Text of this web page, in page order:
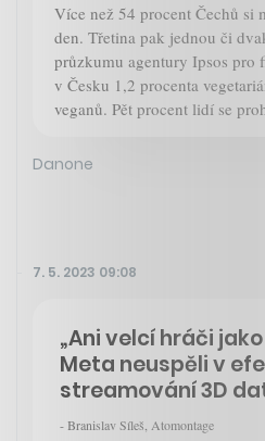
Více než 54 procent Čechů si
den. Třetina pak jednou či
průzkumu agentury Ipsos pro
v Česku 1,2 procenta
veganů. Pět procent lidí se
Danone
7. 5. 2023 09:08
„Ani velcí hráči
Meta neuspěli v
streamování 3D
- Branislav Síleš, Atomontage